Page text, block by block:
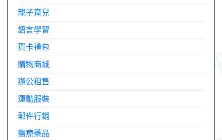
親子育兒
語言學習
賀卡禮包
購物商城
辦公租售
運動服裝
郵件行銷
醫療藥品